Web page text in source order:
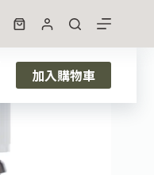
加入購物車